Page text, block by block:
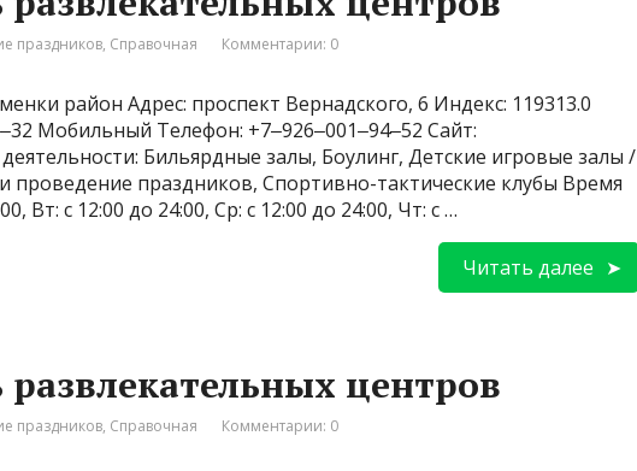
праздников, Справочная Комментарии: 0
район Адрес: проспект Вернадского, 6 Индекс: 119313.0
Мобильный Телефон: +7‒926‒001‒94‒52 Сайт:
Бильярдные залы, Боулинг, Детские игровые залы /
проведение праздников, Спортивно-тактические клубы Время
Вт: с 12:00 до 24:00, Ср: с 12:00 до 24:00, Чт: с …
Читать далее
развлекательных центров
праздников, Справочная Комментарии: 0